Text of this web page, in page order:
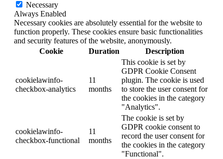
Necessary
Always Enabled
Necessary cookies are absolutely essential for the website to
function properly. These cookies ensure basic functionalities
and security features of the website, anonymously.
Cookie
Duration Description
cookielawinfo-
checkbox-analytics
11
months
This cookie is set by
GDPR Cookie Consent
plugin. The cookie is used
to store the user consent for
the cookies in the category
"Analytics".
cookielawinfo-
checkbox-functional
11
months
The cookie is set by
GDPR cookie consent to
record the user consent for
the cookies in the category
"Functional".